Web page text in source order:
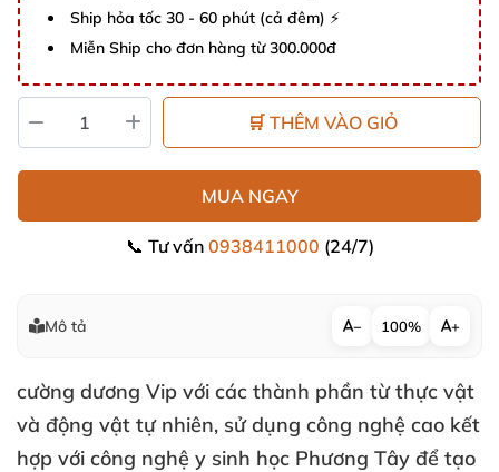
Ship hỏa tốc 30 - 60 phút (cả đêm) ⚡
Miễn Ship cho đơn hàng từ 300.000đ
🛒 THÊM VÀO GIỎ
MUA NGAY
📞 Tư vấn 0938411000 (24/7)
Mô tả − 100% +
cường dương Vip với các thành phần từ thực vật
và động vật tự nhiên, sử dụng công nghệ cao kết
hợp với công nghệ y sinh học Phương Tây để tạo